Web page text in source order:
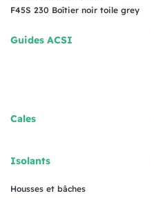
F45S 230 Boîtier noir toile grey
Guides ACSI
Cales
Isolants
Housses et bâches